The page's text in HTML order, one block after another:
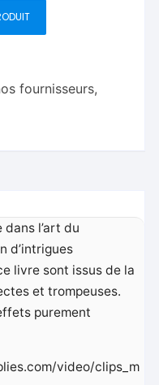
fournisseurs,
dans l’art du
d’intrigues
livre sont issus de la
et trompeuses.
purement
video/clips_m